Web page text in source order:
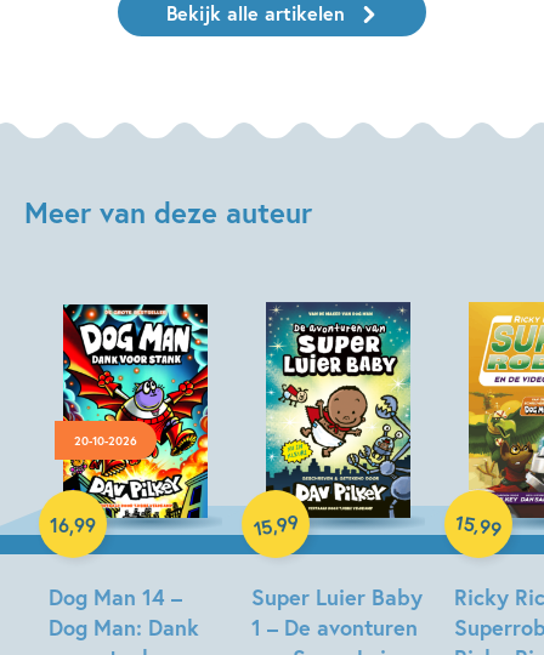
Bekijk alle artikelen
Meer van deze auteur
20-10-2026
Dog Man 14 –
Dog Man: Dank
16,99
Hardcover
Super Luier Baby
1 – De avonturen
15,99
Hardcover
Ricky
15,99
Hardcover